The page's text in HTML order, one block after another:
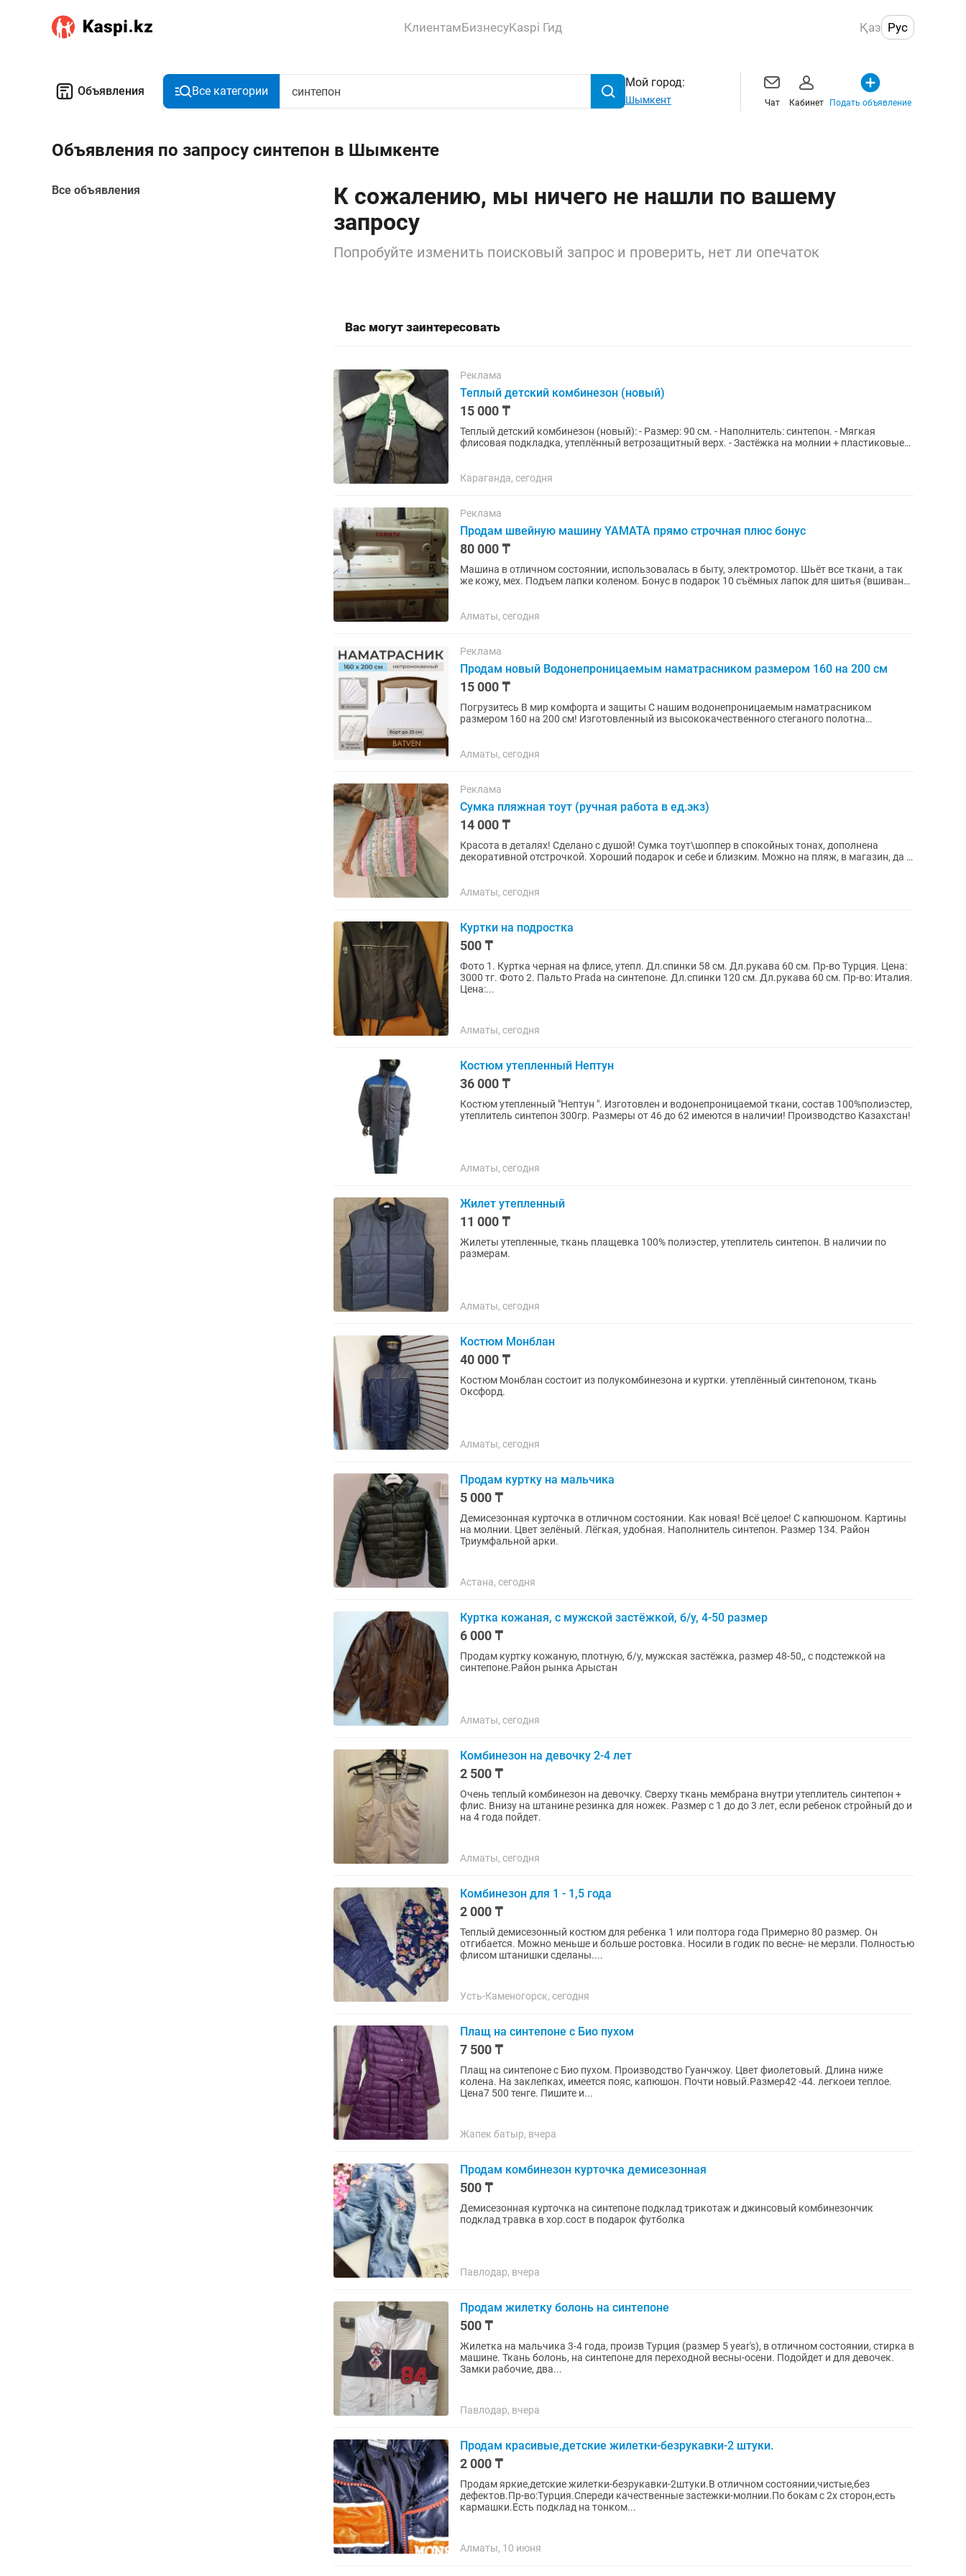
КлиентамБизнесуKaspi Гид Қаз Рус
Объявления Все категории
Мой город:
Шымкент Чат Кабинет Подать объявление
Объявления по запросу синтепон в Шымкенте
Все объявления
К сожалению, мы ничего не нашли по вашему
запросу
Попробуйте изменить поисковый запрос и проверить, нет ли опечаток
Вас могут заинтересовать
Реклама
Теплый детский комбинезон (новый)
15 000 ₸
Теплый детский комбинезон (новый): - Размер: 90 см. - Наполнитель: синтепон. - Мягкая
флисовая подкладка, утеплённый ветрозащитный верх. - Застёжка на молнии + пластиковые
Караганда, сегодня
Реклама
Продам швейную машину YAMATA прямо строчная плюс бонус
80 000 ₸
Машина в отличном состоянии, использовалась в быту, электромотор. Шьёт все ткани, а так
же кожу, мех. Подъем лапки коленом. Бонус в подарок 10 съёмных лапок для шитья (вшивание
Алматы, сегодня
Реклама
Продам новый Водонепроницаемым наматрасником размером 160 на 200 см
15 000 ₸
Погрузитесь B мир комфорта и защиты C нашим водонепроницаемым наматрасником
размером 160 на 200 см! Изготовленный из высококачественного стеганого полотна
Алматы, сегодня
Реклама
Сумка пляжная тоут (ручная работа в ед.экз)
14 000 ₸
Красота в деталях! Сделано с душой! Сумка тоут\шоппер в спокойных тонах, дополнена
декоративной отстрочкой. Хороший подарок и себе и близким. Можно на пляж, в магазин, да и
Алматы, сегодня
Куртки на подростка
500 ₸
Фото 1. Куртка черная на флисе, утепл. Дл.спинки 58 см. Дл.рукава 60 см. Пр-во Турция. Цена:
3000 тг. Фото 2. Пальто Prada на синтепоне. Дл.спинки 120 см. Дл.рукава 60 см. Пр-во: Италия.
Цена:...
Алматы, сегодня
Костюм утепленный Нептун
36 000 ₸
Костюм утепленный "Нептун ". Изготовлен и водонепроницаемой ткани, состав 100%полиэстер,
утеплитель синтепон 300гр. Размеры от 46 до 62 имеются в наличии! Производство Казахстан!
Алматы, сегодня
Жилет утепленный
11 000 ₸
Жилеты утепленные, ткань плащевка 100% полиэстер, утеплитель синтепон. В наличии по
размерам.
Алматы, сегодня
Костюм Монблан
40 000 ₸
Костюм Монблан состоит из полукомбинезона и куртки. утеплённый синтепоном, ткань
Оксфорд.
Алматы, сегодня
Продам куртку на мальчика
5 000 ₸
Демисезонная курточка в отличном состоянии. Как новая! Всё целое! С капюшоном. Картины
на молнии. Цвет зелёный. Лёгкая, удобная. Наполнитель синтепон. Размер 134. Район
Триумфальной арки.
Астана, сегодня
Куртка кожаная, с мужской застёжкой, б/у, 4-50 размер
6 000 ₸
Продам куртку кожаную, плотную, б/у, мужская застёжка, размер 48-50,, с подстежкой на
синтепоне.Район рынка Арыстан
Алматы, сегодня
Комбинезон на девочку 2-4 лет
2 500 ₸
Очень теплый комбинезон на девочку. Сверху ткань мембрана внутри утеплитель синтепон +
флис. Внизу на штанине резинка для ножек. Размер с 1 до до 3 лет, если ребенок стройный до и
на 4 года пойдет.
Алматы, сегодня
Комбинезон для 1 - 1,5 года
2 000 ₸
Теплый демисезонный костюм для ребенка 1 или полтора года Примерно 80 размер. Он
отгибается. Можно меньше и больше ростовка. Носили в годик по весне- не мерзли. Полностью
флисом штанишки сделаны....
Усть-Каменогорск, сегодня
Плащ на синтепоне с Био пухом
7 500 ₸
Плащ на синтепоне с Био пухом. Производство Гуанчжоу. Цвет фиолетовый. Длина ниже
колена. На заклепках, имеется пояс, капюшон. Почти новый.Размер42 -44. легкоеи теплое.
Цена7 500 тенге. Пишите и...
Жапек батыр, вчера
Продам комбинезон курточка демисезонная
500 ₸
Демисезонная курточка на синтепоне подклад трикотаж и джинсовый комбинезончик
подклад травка в хор.сост в подарок футболка
Павлодар, вчера
Продам жилетку болонь на синтепоне
500 ₸
Жилетка на мальчика 3-4 года, произв Турция (размер 5 year's), в отличном состоянии, стирка в
машине. Ткань болонь, на синтепоне для переходной весны-осени. Подойдет и для девочек.
Замки рабочие, два...
Павлодар, вчера
Продам красивые,детские жилетки-безрукавки-2 штуки.
2 000 ₸
Продам яркие,детские жилетки-безрукавки-2штуки.В отличном состоянии,чистые,без
дефектов.Пр-во:Турция.Спереди качественные застежки-молнии.По бокам с 2х сторон,есть
кармашки.Есть подклад на тонком...
Алматы, 10 июня